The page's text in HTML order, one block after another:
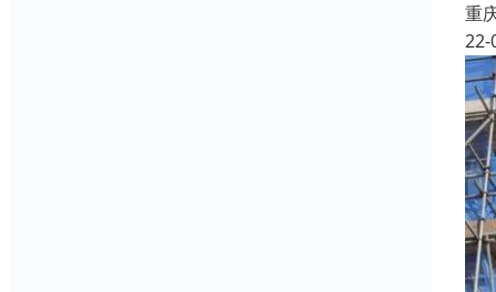
重
22-